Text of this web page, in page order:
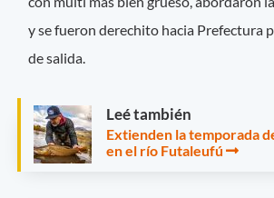
y se fueron derechito hacia Prefectura
de salida.
Leé también
Extienden la temporada
en el río Futaleufú